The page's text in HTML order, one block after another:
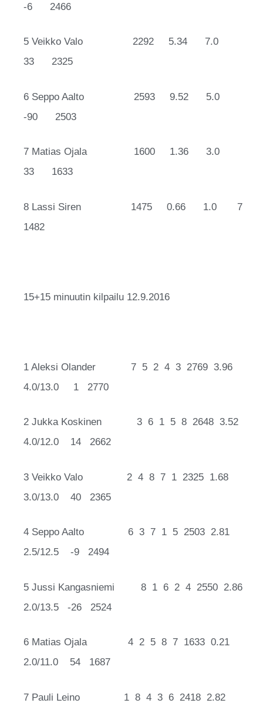
-6 2466
5 Veikko Valo 2292 5.34 7.0
33 2325
6 Seppo Aalto 2593 9.52 5.0
-90 2503
7 Matias Ojala 1600 1.36 3.0
33 1633
8 Lassi Siren 1475 0.66 1.0 7
1482
15+15 minuutin kilpailu 12.9.2016
1 Aleksi Olander 7 5 2 4 3 2769 3.96
4.0/13.0 1 2770
2 Jukka Koskinen 3 6 1 5 8 2648 3.52
4.0/12.0 14 2662
3 Veikko Valo 2 4 8 7 1 2325 1.68
3.0/13.0 40 2365
4 Seppo Aalto 6 3 7 1 5 2503 2.81
2.5/12.5 -9 2494
5 Jussi Kangasniemi 8 1 6 2 4 2550 2.86
2.0/13.5 -26 2524
6 Matias Ojala 4 2 5 8 7 1633 0.21
2.0/11.0 54 1687
7 Pauli Leino 1 8 4 3 6 2418 2.82